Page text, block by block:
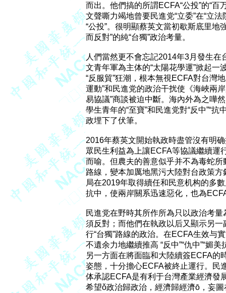
而出。他們搞的所謂ECFA“公投”的“
文聲嘶力竭地曾要民進党“立委”在“立
“公投”。很明顯蔡英文當初歇斯底里地
而反對”的純“台獨”政治考量。
人們當然更不會忘記2014年3月發生在
文青年軍為主体的“太陽花學運”掀起一
“反服貿”狂潮，根本無視ECFA對台灣
運動”和民進党的政治干扰使《海峽兩
易協議”商談被迫中斷。海內外為之嘩
學生青年的“至寶”和民進党對“反中”“
政埋下了伏筆。
2016年蔡英文開始執政時盡管沒有明
眾民生利益為上讓ECFA等協議繼續運
而喻。但農夫的善意似乎并不為毒蛇所
路線，變本加厲地黑污大陸對台政策方
局在2019年取得續任和民意机构的多
抗中，使兩岸關系迅速惡化，也為
民進党在野時其所作所為只以政治考
須反對；而他們在執政以后又顯示另
行“台獨”路線的政治。在ECFA生效与
不遺余力地繼續推高 “反中”“仇中”“媚
另一方面在將面臨和大陸續簽ECFA的
姿態，十分擔心ECFA被終止運行。民
体承認ECFA是有利于台灣產業經濟發
希望ǒ政治歸政治，經濟歸經濟ō，妄